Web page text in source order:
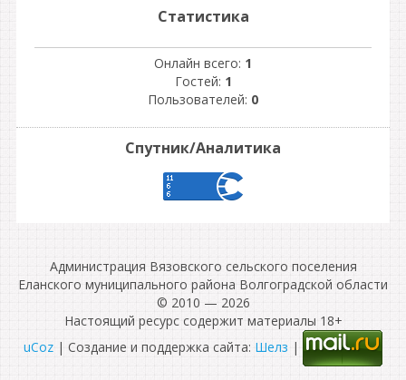
Статистика
Онлайн всего: 1
Гостей: 1
Пользователей: 0
Спутник/Аналитика
Администрация Вязовского сельского поселения
Еланского муниципального района Волгоградской области
© 2010 — 2026
Настоящий ресурс содержит материалы 18+
uCoz | Создание и поддержка сайта: Шелз |